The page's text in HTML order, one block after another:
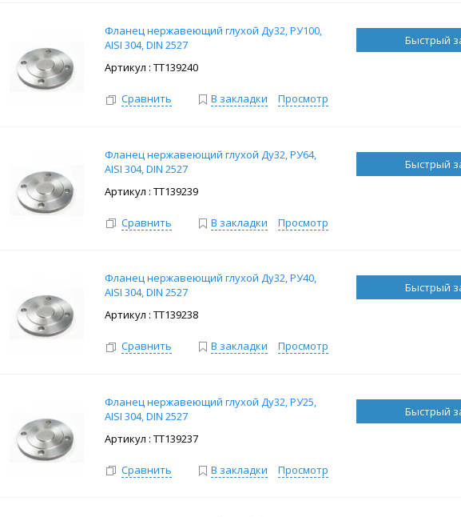
Фланец нержавеющий глухой Ду32, РУ100,
AISI 304, DIN 2527
: ТТ139240
Сравнить В закладки Просмотр
Фланец нержавеющий глухой Ду32, РУ64,
AISI 304, DIN 2527
: ТТ139239
Сравнить В закладки Просмотр
Фланец нержавеющий глухой Ду32, РУ40,
AISI 304, DIN 2527
: ТТ139238
Сравнить В закладки Просмотр
Фланец нержавеющий глухой Ду32, РУ25,
AISI 304, DIN 2527
: ТТ139237
Сравнить В закладки Просмотр